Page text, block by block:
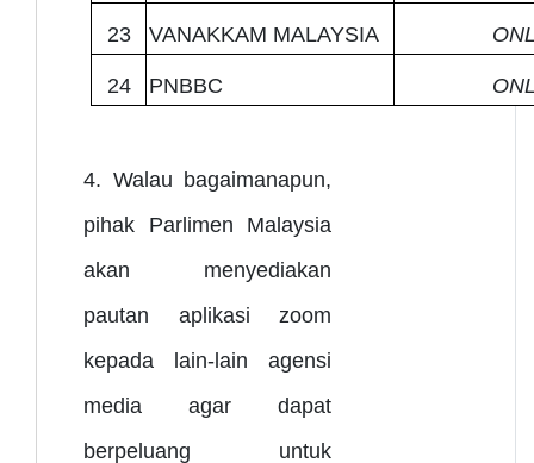
23 VANAKKAM MALAYSIA
24 PNBBC
4. Walau bagaimanapun,
pihak Parlimen Malaysia
akan menyediakan
pautan aplikasi zoom
kepada lain-lain agensi
media agar dapat
berpeluang untuk